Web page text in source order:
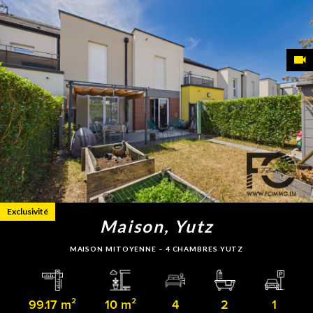
Maison, Yutz
MAISON MITOYENNE – 4 CHAMBRES YUTZ
99.17 m² 10 m² 4 2 1
Exclusivité